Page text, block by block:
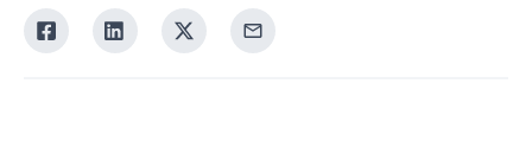
Condividi
su
Condividi
su
Condividi
su
Condividi
tramite